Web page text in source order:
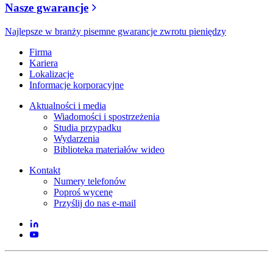
Nasze gwarancje
Najlepsze w branży pisemne gwarancje zwrotu pieniędzy
Firma
Kariera
Lokalizacje
Informacje korporacyjne
Aktualności i media
Wiadomości i spostrzeżenia
Studia przypadku
Wydarzenia
Biblioteka materiałów wideo
Kontakt
Numery telefonów
Poproś wycenę
Przyślij do nas e-mail